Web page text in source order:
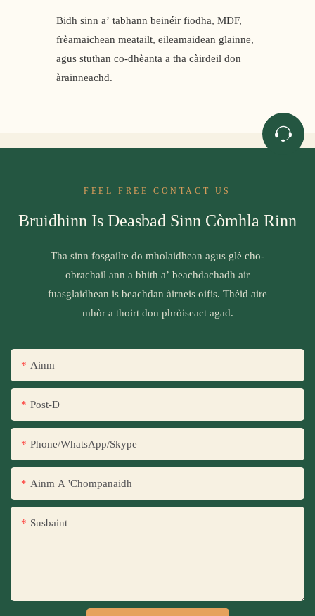
Bidh sinn a’ tabhann beinéir fiodha, MDF,
frèamaichean meatailt, eileamaidean glainne,
agus stuthan co-dhèanta a tha càirdeil don
àrainneachd.
FEEL FREE CONTACT US
Bruidhinn Is Deasbad Sinn Còmhla Rinn
Tha sinn fosgailte do mholaidhean agus glè cho-
obrachail ann a bhith a’ beachdachadh air
fuasglaidhean is beachdan àirneis oifis. Thèid aire
mhòr a thoirt don phròiseact agad.
Ainm
Post-D
Phone/WhatsApp/Skype
Ainm A 'Chompanaidh
Susbaint